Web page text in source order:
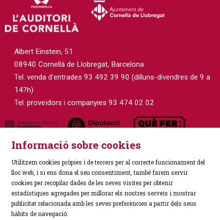
Albert Einstein, 51
08940 Cornellà de Llobregat, Barcelona
Tel. venda d'entrades 93 492 39 90 (dilluns-divendres de 9 a
14?h)
Tel. proveïdors i companyies 93 474 02 02
Sitemap | Avís Legal | Política de Privacitat
|
Ús de Cookies
|
Informació sobre cookies
Utilitzem cookies pròpies i de tercers per al correcte funcionament del
lloc web, i si ens dona el seu consentiment, també farem servir
cookies per recopilar dades de les seves visites per obtenir
estadístiques agregades per millorar els nostres serveis i mostrar
publicitat relacionada amb les seves preferències a partir dels seus
hàbits de navegació.